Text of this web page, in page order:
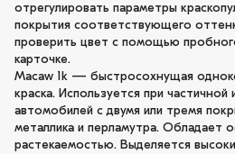
отрегулировать параметры
покрытия соответствующего
проверить цвет с помощью
карточке.
Macaw 1k — быстросохнущая
краска. Используется при частичной
автомобилей с двумя или тремя
металлика и перламутра. Обладает
растекаемостью. Выделяется